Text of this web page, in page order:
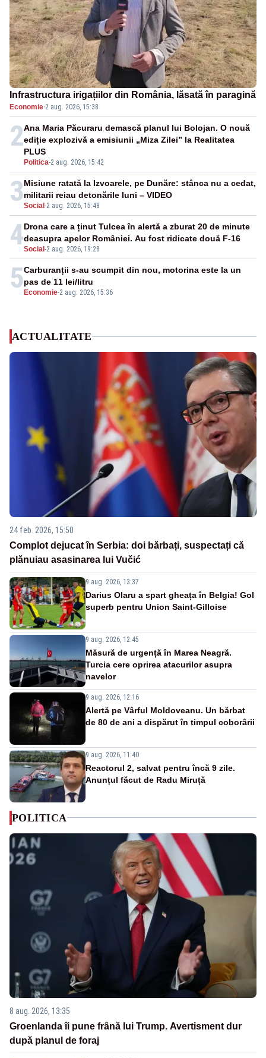
Infrastructura irigațiilor din România, lăsată în paragină
Economie·2 aug. 2026, 15:38
2
Politica-2 aug. 2026, 15:42
Ana Maria Păcuraru demască planul lui Bolojan. O nouă
ediție explozivă a emisiunii „Miza Zilei” la Realitatea
PLUS
3Social -2 aug. 2026, 15:48
Misiune ratată la Izvoarele, pe Dunăre: stânca nu a cedat,
militarii reiau detonările luni – VIDEO
4Social -2 aug. 2026, 19:28
Drona care a ținut Tulcea în alertă a zburat 20 de minute
deasupra apelor României. Au fost ridicate două F-16
5 Economie-2 aug. 2026, 15:36
Carburanții s-au scumpit din nou, motorina este la un
pas de 11 lei/litru
ACTUALITATE
24 feb. 2026, 15:50
Complot dejucat în Serbia: doi bărbați, suspectați că
plănuiau asasinarea lui Vučić
9 aug. 2026, 13:37
Darius Olaru a spart gheața în Belgia! Gol
superb pentru Union Saint-Gilloise
9 aug. 2026, 12:45
Măsură de urgență în Marea Neagră.
Turcia cere oprirea atacurilor asupra
navelor
9 aug. 2026, 12:16
Alertă pe Vârful Moldoveanu. Un bărbat
de 80 de ani a dispărut în timpul coborârii
9 aug. 2026, 11:40
Reactorul 2, salvat pentru încă 9 zile.
Anunțul făcut de Radu Miruță
POLITICA
8 aug. 2026, 13:35
Groenlanda îi pune frână lui Trump. Avertisment dur
după planul de foraj